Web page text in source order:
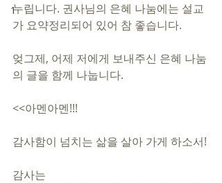
1누립니다. 권사님의 은혜 나눔에는 설교
가 요약정리되어 있어 참 좋습니다.
엊그제, 어제 저에게 보내주신 은혜 나눔
의 글을 함께 나눕니다.
<<아멘아멘!!!
감사함이 넘치는 삶을 살아 가게 하소서!
감사는